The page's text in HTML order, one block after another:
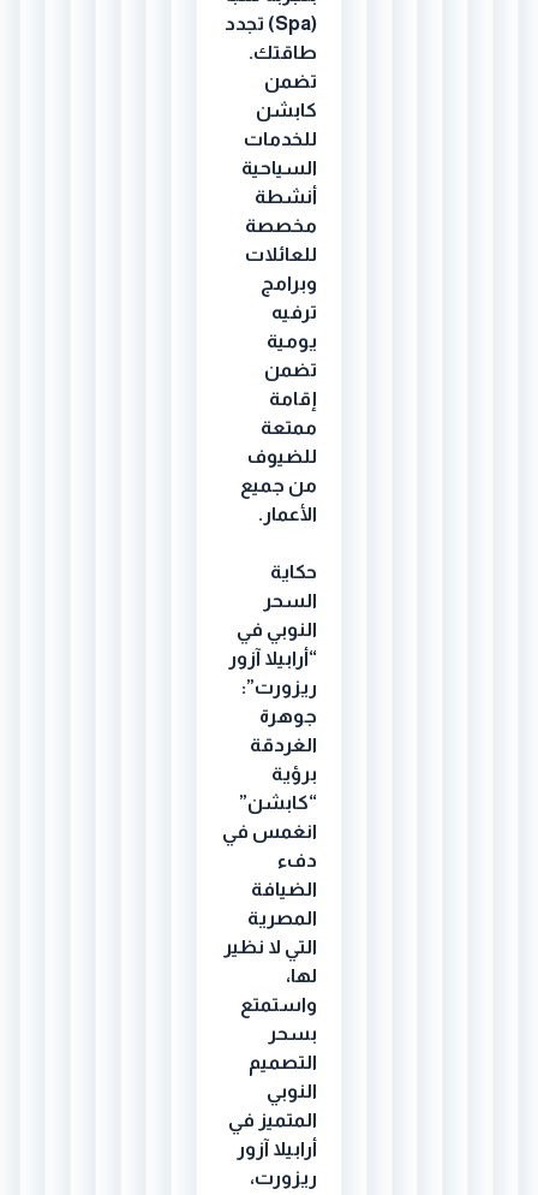
(Spa) تجدد
طاقتك.
تضمن
كابشن
للخدمات
السياحية
أنشطة
مخصصة
للعائلات
وبرامج
ترفيه
يومية
تضمن
إقامة
ممتعة
للضيوف
من جميع
الأعمار.
حكاية
السحر
النوبي في
“أرابيلا آزور
ريزورت”:
جوهرة
الغردقة
برؤية
“كابشن”
انغمس في
دفء
الضيافة
المصرية
التي لا نظير
لها،
واستمتع
بسحر
التصميم
النوبي
المتميز في
أرابيلا آزور
ريزورت،